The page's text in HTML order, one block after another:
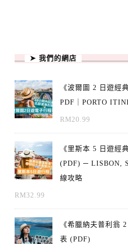
➤ 我們的網店
《波爾圖 2 日遊經
PDF｜PORTO
RM20.99
《里斯本 5 日遊經
(PDF) ─ LISBON,
線攻略
RM32.99
《希臘納夫普利翁
表 (PDF)